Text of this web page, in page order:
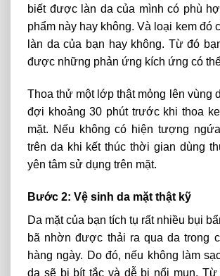
biết được làn da của mình có phù
phẩm này hay không. Và loại kem đó
làn da của bạn hay không. Từ đó
được những phản ứng kích ứng có
Thoa thử một lớp thật mỏng lên vùng
đợi khoảng 30 phút trước khi thoa
mặt. Nếu không có hiện tượng
trên da khi kết thúc thời gian dùng
yên tâm sử dụng trên mặt.
Bước 2: Vệ sinh da mặt thật kỹ
Da mặt của bạn tích tụ rất nhiều bụi
bã nhờn được thải ra qua da trong
hàng ngày. Do đó, nếu không làm
da sẽ bị bít tắc và dễ bị nổi mụn. Từ